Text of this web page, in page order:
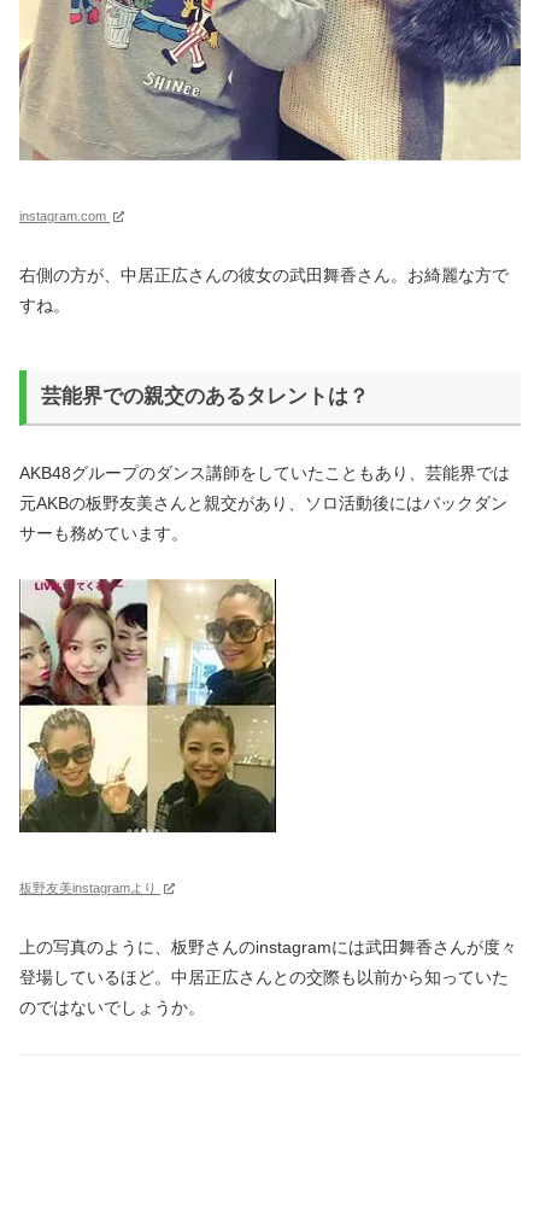
instagram.com
右側の方が、中居正広さんの彼女の武田舞香さん。お綺麗な方で
すね。
芸能界での親交のあるタレントは？
AKB48グループのダンス講師をしていたこともあり、芸能界では
元AKBの板野友美さんと親交があり、ソロ活動後にはバックダン
サーも務めています。
板野友美instagramより
上の写真のように、板野さんのinstagramには武田舞香さんが度々
登場しているほど。中居正広さんとの交際も以前から知っていた
のではないでしょうか。